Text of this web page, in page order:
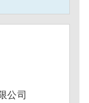
公司